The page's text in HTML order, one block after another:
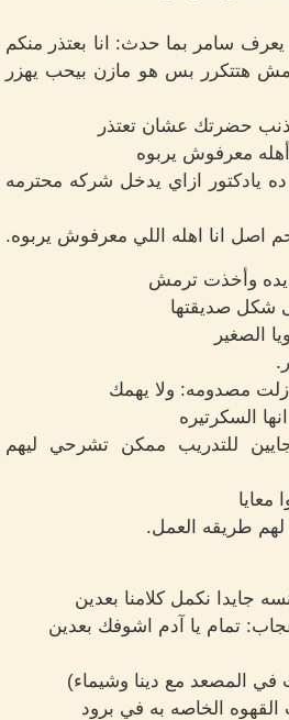
يعرف سامر بما حدث: انا بعتذر منكم
هتتكرر بس هو مازن بيحب يهزر
حضرتك عشان تعتذر
معرفوش يربوه
ازاي يدخل شركه محترمه
اصل انا اهله اللي معرفوش يربوه.
وأخذت ترمش
شكل صديقتها
الصغير
مصدومه: ولا يهمك
السكرتيره
للتدريب ممكن تشرحي ليهم
معايا
لهم طريقه العمل.
جايدا نكمل كلامنا بعدين
تمام يا آدم اشوفك بعدين
في المصعد مع دينا وشيماء)
الخاصه به في برود